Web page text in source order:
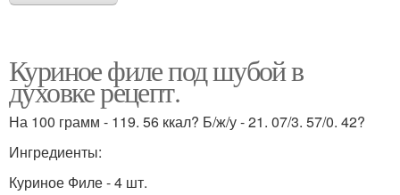
Куриное филе под шубой в
духовке рецепт.
На 100 грамм - 119. 56 ккал? Б/ж/у - 21. 07/3. 57/0. 42?
Ингредиенты:
Куриное Филе - 4 шт.